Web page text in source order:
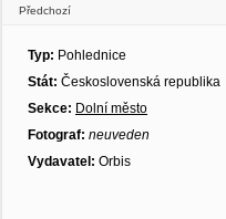
Předchozí
Typ: Pohlednice
Stát: Československá republika
Sekce: Dolní město
Fotograf: neuveden
Vydavatel: Orbis